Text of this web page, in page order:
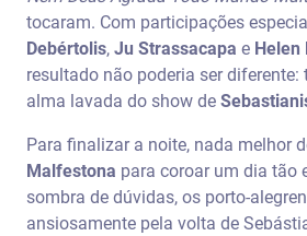
tocaram. Com participações
Debértolis, Ju Strassacapa e Helen
resultado não poderia ser
alma lavada do show de
Para finalizar a noite, nada melhor
Malfestona para coroar um dia tão
sombra de dúvidas, os porto-
ansiosamente pela volta de